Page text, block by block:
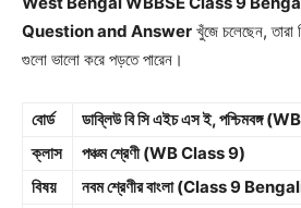
Question and Answer খুঁজে চলেছেন,
গুলো ভালো করে পড়তে পারেন।
বোর্ড
ডাব্লিউ বি সি এইচ এস ই,
ক্লাস
পঞ্চম শ্রেণী (WB Class 9)
বিষয়
নবম শ্রেণীর বাংলা (Class 9